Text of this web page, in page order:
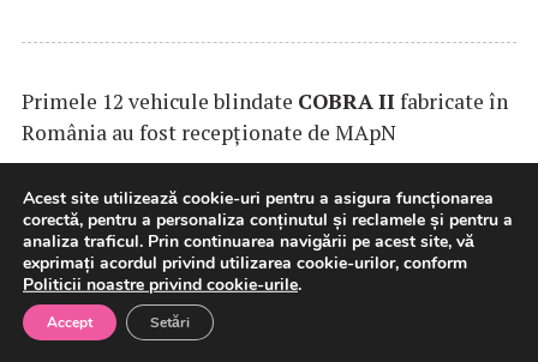
Primele 12 vehicule blindate COBRA II fabricate în
România au fost recepționate de MApN
Acest site utilizează cookie-uri pentru a asigura funcționarea
corectă, pentru a personaliza conținutul și reclamele și pentru a
analiza traficul. Prin continuarea navigării pe acest site, vă
exprimați acordul privind utilizarea cookie-urilor, conform
Politicii noastre privind cookie-urile.
Accept Setări